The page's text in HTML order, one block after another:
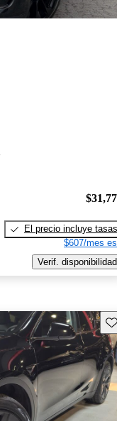
El precio incluye tasas
$607/mes
Verif. disponibilidad